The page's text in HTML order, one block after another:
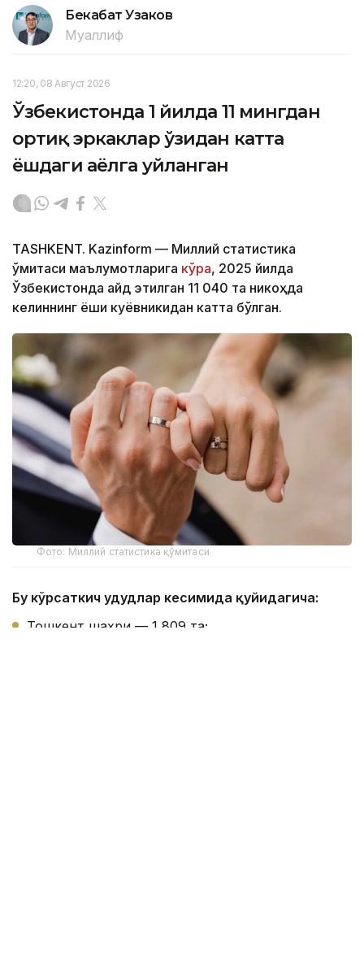
Бекабат Узаков
Муаллиф
12:20, 08 Август 2026
Ўзбекистонда 1 йилда 11 мингдан
ортиқ эркаклар ўзидан катта
ёшдаги аёлга уйланган
TASHKENT. Kazinform — Миллий статистика
қўмитаси маълумотларига кўра, 2025 йилда
Ўзбекистонда қайд этилган 11 040 та никоҳда
келиннинг ёши куёвникидан катта бўлган.
Фото: Миллий статистика қўмитаси
Бу кўрсаткич ҳудудлар кесимида қуйидагича:
Тошкент шаҳри — 1 809 та;